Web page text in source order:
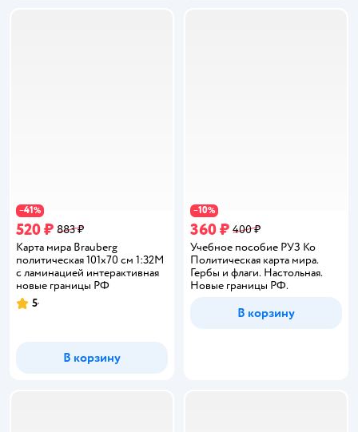
−41%
520 ₽ 883 ₽
Карта мира Brauberg
политическая 101х70 см 1:32М
с ламинацией интерактивная
новые границы РФ
Рейтинг:
5
В корзину
−10%
360 ₽ 400 ₽
Учебное пособие РУЗ Ко
Политическая карта мира.
Гербы и флаги. Настольная.
Новые границы РФ.
В корзину